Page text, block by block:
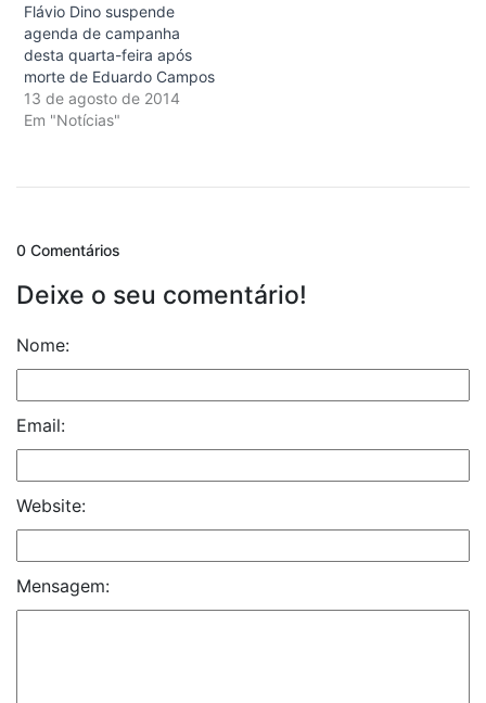
Flávio Dino suspende
agenda de campanha
desta quarta-feira após
morte de Eduardo Campos
13 de agosto de 2014
Em "Notícias"
0 Comentários
Deixe o seu comentário!
Nome:
Email:
Website:
Mensagem: